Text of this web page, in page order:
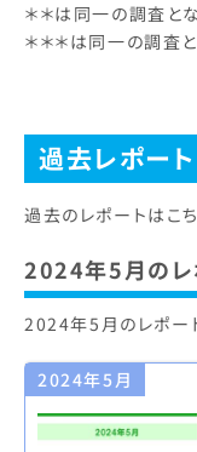
＊＊は同一の調査とな
＊＊＊は同一の調査と
過去レポート
過去のレポートはこ
2024年5月のレ
2024年5月のレポー
2024年5月